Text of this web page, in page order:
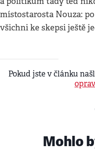
místostarosta Nouza:
všichni ke skepsi ještě
Pokud jste v článku
Mohlo